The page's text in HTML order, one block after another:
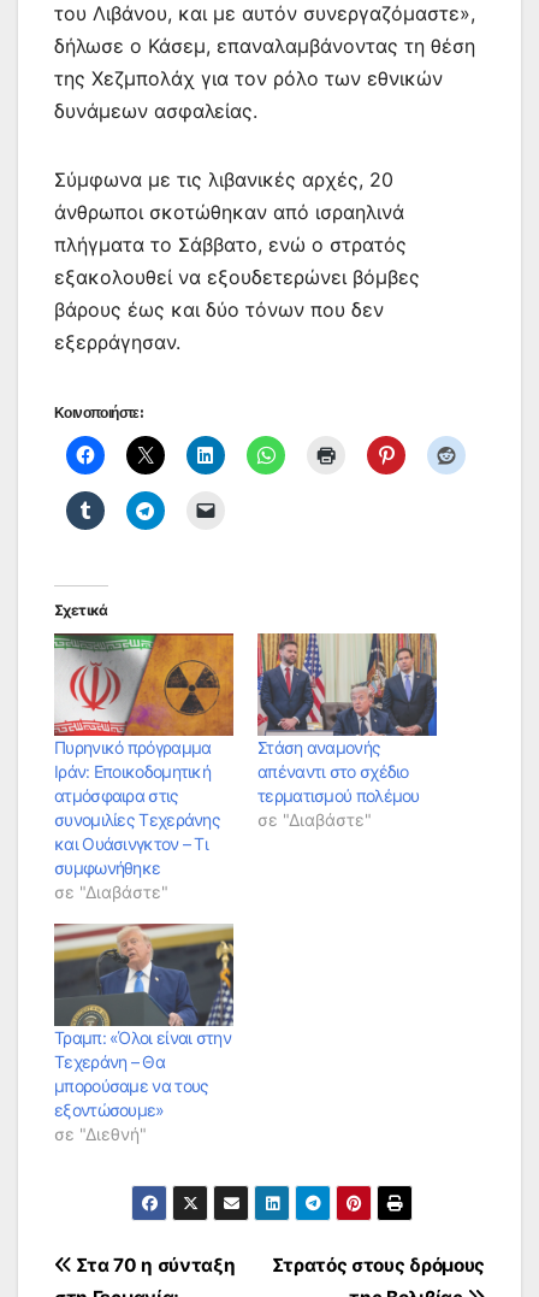
του Λιβάνου, και με αυτόν συνεργαζόμαστε»,
δήλωσε ο Κάσεμ, επαναλαμβάνοντας τη θέση
της Χεζμπολάχ για τον ρόλο των εθνικών
δυνάμεων ασφαλείας.
Σύμφωνα με τις λιβανικές αρχές, 20
άνθρωποι σκοτώθηκαν από ισραηλινά
πλήγματα το Σάββατο, ενώ ο στρατός
εξακολουθεί να εξουδετερώνει βόμβες
βάρους έως και δύο τόνων που δεν
εξερράγησαν.
Κοινοποιήστε:
Σχετικά
Πυρηνικό πρόγραμμα
Ιράν: Εποικοδομητική
ατμόσφαιρα στις
συνομιλίες Τεχεράνης
και Ουάσινγκτον – Τι
συμφωνήθηκε
σε "Διαβάστε"
Στάση αναμονής
απέναντι στο σχέδιο
τερματισμού πολέμου
σε "Διαβάστε"
Τραμπ: «Όλοι είναι στην
Τεχεράνη – Θα
μπορούσαμε να τους
εξοντώσουμε»
σε "Διεθνή"
Πλοήγηση
Στρατός στους δρόμους
Στα 70 η σύνταξη